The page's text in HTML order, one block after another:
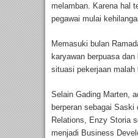
melamban. Karena hal
pegawai mulai
Memasuki bulan
karyawan berpuasa dan
situasi pekerjaan malah
Selain Gading Marten,
berperan sebagai
Relations, Enzy Storia
menjadi Business